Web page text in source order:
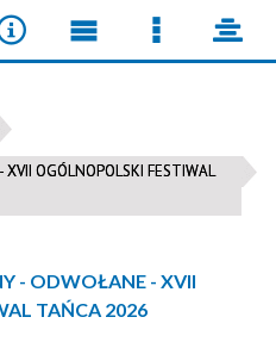
OGÓLNOPOLSKI FESTIWAL
- ODWOŁANE - XVII
TAŃCA 2026
MenuMenu